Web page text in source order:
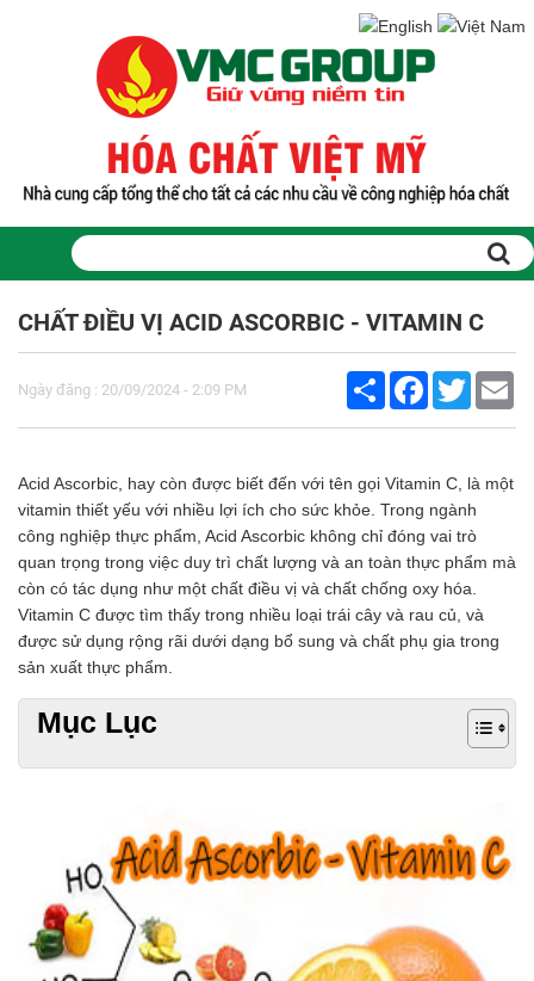
CHẤT ĐIỀU VỊ ACID ASCORBIC - VITAMIN C
Ngày đăng : 20/09/2024 - 2:09 PM
Share FacebookTwitter
Acid Ascorbic, hay còn được biết đến với tên gọi Vitamin C, là một
vitamin thiết yếu với nhiều lợi ích cho sức khỏe. Trong ngành
công nghiệp thực phẩm, Acid Ascorbic không chỉ đóng vai trò
quan trọng trong việc duy trì chất lượng và an toàn thực phẩm mà
còn có tác dụng như một chất điều vị và chất chống oxy hóa.
Vitamin C được tìm thấy trong nhiều loại trái cây và rau củ, và
được sử dụng rộng rãi dưới dạng bổ sung và chất phụ gia trong
sản xuất thực phẩm.
Mục Lục